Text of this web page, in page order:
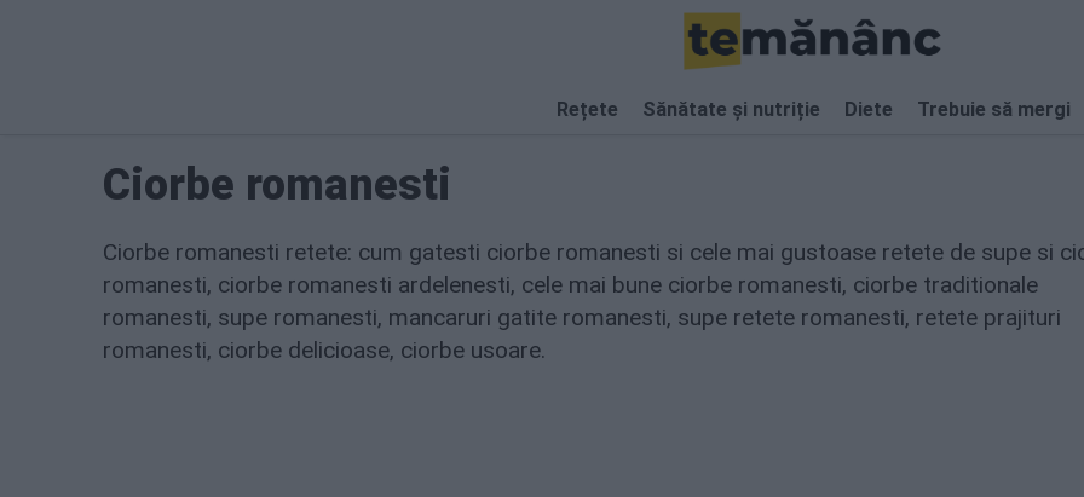
Rețete Sănătate și nutriție Diete Trebuie să mergi
Ciorbe romanesti
Ciorbe romanesti retete: cum gatesti ciorbe romanesti si cele mai gustoase retete de supe si
romanesti, ciorbe romanesti ardelenesti, cele mai bune ciorbe romanesti, ciorbe traditionale
romanesti, supe romanesti, mancaruri gatite romanesti, supe retete romanesti, retete prajituri
romanesti, ciorbe delicioase, ciorbe usoare.